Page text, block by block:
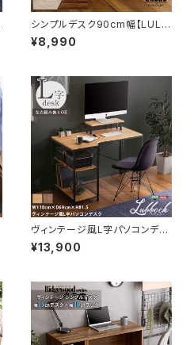
シンプルデスク90cm幅【LULU
TE-ルルテ-】 HT-DSK90
¥8,990
ヴィンテージ風L字パソコンデス
ク-Lubbock-【-ラボック-】 L
BK-120
¥13,900